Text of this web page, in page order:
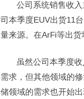
公司系统销售收
司本季度EUV出货11
量来源。在ArFi等出货
虽然公司本季度
需求，但其他领域的
储领域的需求也开始出